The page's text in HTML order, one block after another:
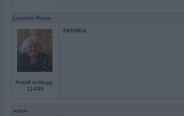
London Rose
Antall innlegg:
11499
Jamaica
auau